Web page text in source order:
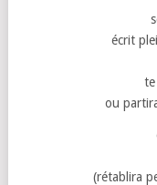
écrit
ou
(rétablira